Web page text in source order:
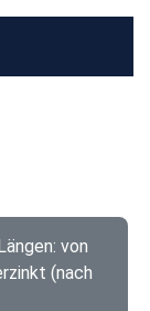
von
(nach